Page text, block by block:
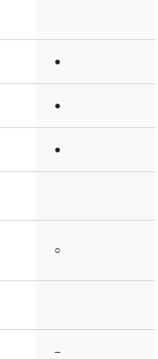
●
●
●
○
−